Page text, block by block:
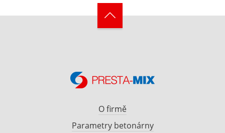
O firmě
Parametry betonárny